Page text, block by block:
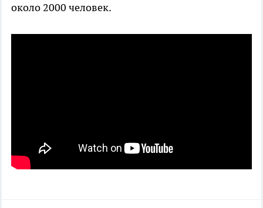
около 2000 человек.